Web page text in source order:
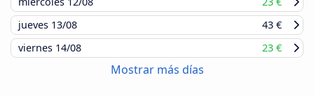
jueves 13/08
43 €
viernes 14/08 23 €
Mostrar más días